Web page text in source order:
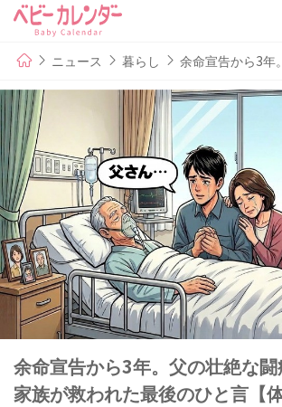
ニュース 暮らし 余命宣告から3年
余命宣告から3年。父の壮絶な
家族が救われた最後のひと言【